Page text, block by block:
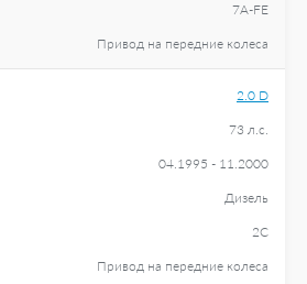
7A-FE
Привод на передние колеса
2.0 D
73 л.с.
04.1995 - 11.2000
Дизель
2C
Привод на передние колеса